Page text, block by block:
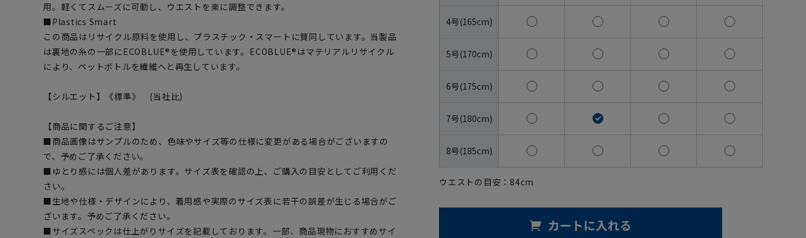
用。軽くてスムーズに可動し、ウエストを楽に調整できます。
■Plastics Smart
この商品はリサイクル原料を使用し、プラスチック・スマートに賛同しています。当製品
は裏地の糸の一部にECOBLUE®を使用しています。ECOBLUE®はマテリアルリサイクル
により、ペットボトルを繊維へと再生しています。
【シルエット】《標準》 (当社比)
【商品に関するご注意】
■商品画像はサンプルのため、色味やサイズ等の仕様に変更がある場合がございますの
で、予めご了承ください。
■ゆとり感には個人差があります。サイズ表を確認の上、ご購入の目安としてご利用くだ
さい。
■生地や仕様・デザインにより、着用感や実際のサイズ表に若干の誤差が生じる場合がご
ざいます。予めご了承ください。
■サイズスペックは仕上がりサイズを記載しております。一部、商品現物におすすめサイ
4号(165cm)
5号(170cm)
6号(175cm)
7号(180cm)
8号(185cm)
ウエストの目安： 84cm
カートに入れる